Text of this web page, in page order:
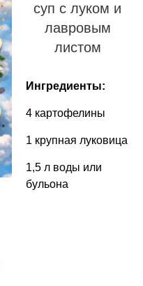
суп с луком и
лавровым
листом
Ингредиенты:
4 картофелины
1 крупная луковица
1,5 л воды или
бульона